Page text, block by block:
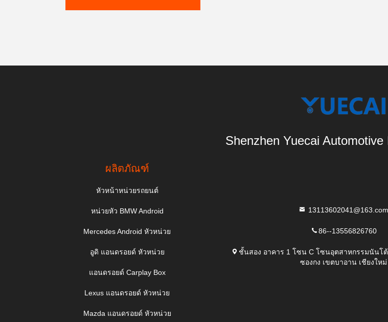
Shenzhen Yuecai
ผลิตภัณฑ์
หัวหน้าหน่วยรถยนต์
หน่วยหัว BMW Android
Mercedes Android หัวหน่วย
อูดิ แอนดรอยด์ หัวหน่วย
แอนดรอยด์ Carplay Box
Lexus แอนดรอยด์ หัวหน่วย
Mazda แอนดรอยด์ หัวหน่วย
13113602041@163.com
86--13556826760
ชั้นสอง อาคาร 1 โซน C โซนอุตสาหกรรมนันโ
ซองกง เขตบาอาน เชียงใหม่